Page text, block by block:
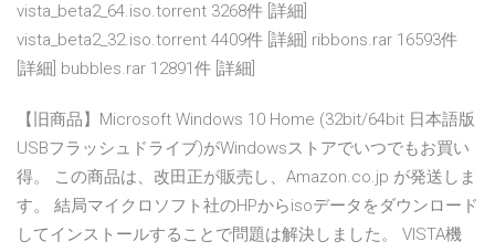
vista_beta2_64.iso.torrent 3268件 [詳細]
vista_beta2_32.iso.torrent 4409件 [詳細] ribbons.rar 16593件
[詳細] bubbles.rar 12891件 [詳細]
【旧商品】Microsoft Windows 10 Home (32bit/64bit 日本語版
USBフラッシュドライブ)がWindowsストアでいつでもお買い
得。 この商品は、改田正が販売し、Amazon.co.jp が発送しま
す。 結局マイクロソフト社のHPからisoデータをダウンロード
してインストールすることで問題は解決しました。 VISTA機